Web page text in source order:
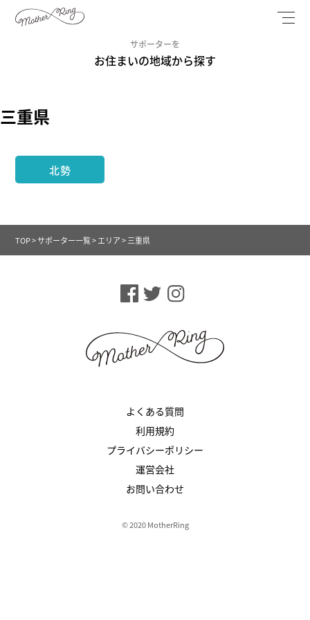
サポーターを
お住まいの地域から探す
三重県
北勢
TOP>サポーター一覧>エリア>三重県
よくある質問
利用規約
プライバシーポリシー
運営会社
お問い合わせ
© 2020 MotherRing